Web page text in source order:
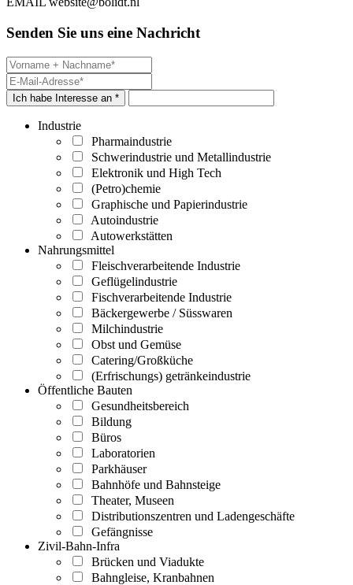
Senden Sie uns eine Nachricht
Ich habe Interesse an *
Industrie
Pharmaindustrie
Schwerindustrie und Metallindustrie
Elektronik und High Tech
(Petro)chemie
Graphische und Papierindustrie
Autoindustrie
Autowerkstätten
Nahrungsmittel
Fleischverarbeitende Industrie
Geflügelindustrie
Fischverarbeitende Industrie
Bäckergewerbe / Süsswaren
Milchindustrie
Obst und Gemüse
Catering/Großküche
(Erfrischungs) getränkeindustrie
Öffentliche Bauten
Gesundheitsbereich
Bildung
Büros
Laboratorien
Parkhäuser
Bahnhöfe und Bahnsteige
Theater, Museen
Distributionszentren und Ladengeschäfte
Gefängnisse
Zivil-Bahn-Infra
Brücken und Viadukte
Bahngleise, Kranbahnen